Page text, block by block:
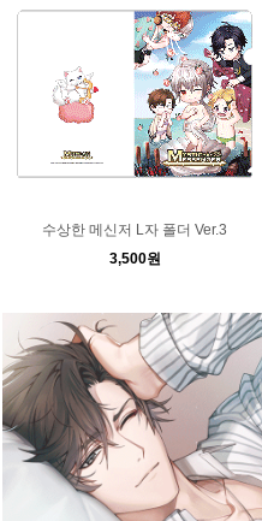
수상한 메신저 L자 폴더 Ver.3
3,500원